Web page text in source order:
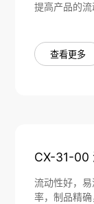
提高产品的流
查看更多
CX-31-00
流动性好，易灌注, 可室温固化也可
率，制品精